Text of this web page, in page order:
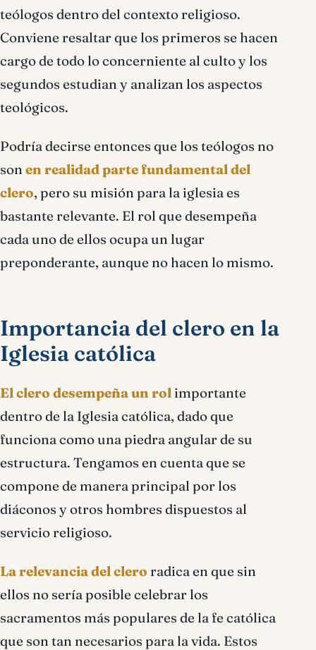
teólogos dentro del contexto religioso.
Conviene resaltar que los primeros se hacen
cargo de todo lo concerniente al culto y los
segundos estudian y analizan los aspectos
teológicos.
Podría decirse entonces que los teólogos no
son en realidad parte fundamental del
clero, pero su misión para la iglesia es
bastante relevante. El rol que desempeña
cada uno de ellos ocupa un lugar
preponderante, aunque no hacen lo mismo.
Importancia del clero en la
Iglesia católica
El clero desempeña un rol importante
dentro de la Iglesia católica, dado que
funciona como una piedra angular de su
estructura. Tengamos en cuenta que se
compone de manera principal por los
diáconos y otros hombres dispuestos al
servicio religioso.
La relevancia del clero radica en que sin
ellos no sería posible celebrar los
sacramentos más populares de la fe católica
que son tan necesarios para la vida. Estos